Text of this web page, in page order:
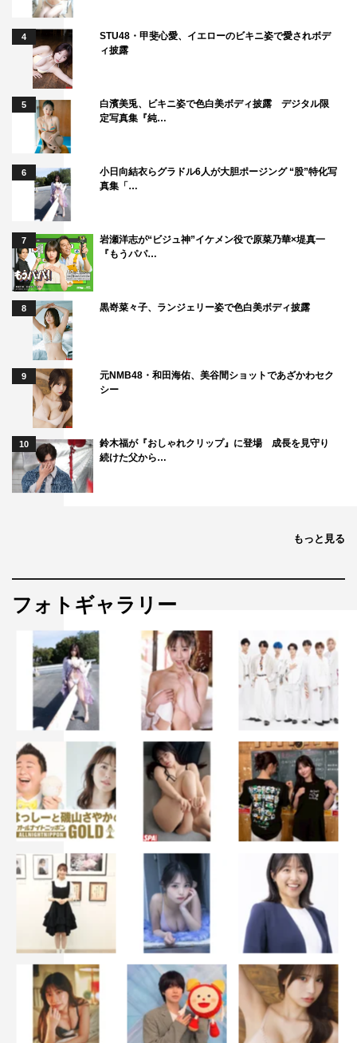
2023年夏ドラマ
ジャニーズ トリリオンゲーム
夏ドラマ
4
STU48・甲斐心愛、イエローのビキニ姿で愛されボデ
ィ披露
5
白濱美兎、ビキニ姿で色白美ボディ披露 デジタル限
定写真集『純…
6
小日向結衣らグラドル6人が大胆ポージング “股”特化写
真集「…
7
岩瀬洋志が“ビジュ神”イケメン役で原菜乃華×堤真一
『もうパパ…
8 黒嵜菜々子、ランジェリー姿で色白美ボディ披露
9
元NMB48・和田海佑、美谷間ショットであざかわセク
シー
10
鈴木福が『おしゃれクリップ』に登場 成長を見守り
続けた父から…
もっと見る
フォトギャラリー